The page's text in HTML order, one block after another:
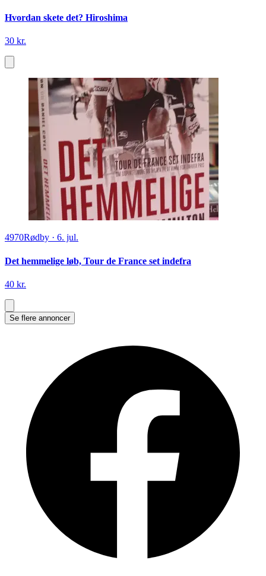
Hvordan skete det? Hiroshima
30 kr.
4970Rødby · 6. jul.
Det hemmelige løb, Tour de France set indefra
40 kr.
Se flere annoncer